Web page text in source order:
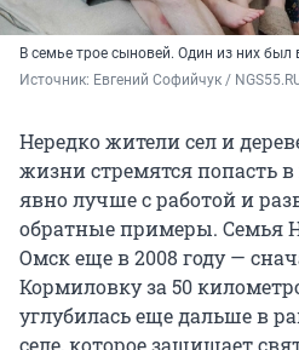
В семье трое сыновей. Один из них был
Источник: Евгений Софийчук /
Нередко жители сел и
жизни стремятся попасть в
явно лучше с работой и
обратные примеры. Семья
Омск еще в 2008 году —
Кормиловку за 50
углубилась еще дальше в
селе, которое защищает